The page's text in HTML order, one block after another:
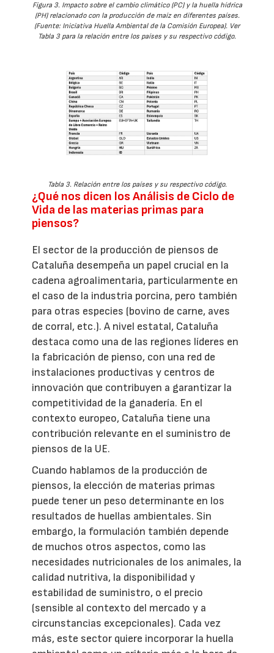
Figura 3. Impacto sobre el cambio climático (PC) y la huella hídrica
(PH) relacionado con la producción de maíz en diferentes países.
(Fuente: Iniciativa Huella Ambiental de la Comisión Europea). Ver
Tabla 3 para la relación entre los países y su respectivo código.
Tabla 3. Relación entre los países y su respectivo código.
¿Qué nos dicen los Análisis de Ciclo de
Vida de las materias primas para
piensos?
El sector de la producción de piensos de
Cataluña desempeña un papel crucial en la
cadena agroalimentaria, particularmente en
el caso de la industria porcina, pero también
para otras especies (bovino de carne, aves
de corral, etc.). A nivel estatal, Cataluña
destaca como una de las regiones líderes en
la fabricación de pienso, con una red de
instalaciones productivas y centros de
innovación que contribuyen a garantizar la
competitividad de la ganadería. En el
contexto europeo, Cataluña tiene una
contribución relevante en el suministro de
piensos de la UE.
Cuando hablamos de la producción de
piensos, la elección de materias primas
puede tener un peso determinante en los
resultados de huellas ambientales. Sin
embargo, la formulación también depende
de muchos otros aspectos, como las
necesidades nutricionales de los animales, la
calidad nutritiva, la disponibilidad y
estabilidad de suministro, o el precio
(sensible al contexto del mercado y a
circunstancias excepcionales). Cada vez
más, este sector quiere incorporar la huella